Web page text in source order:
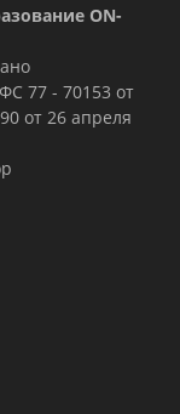
ON-
77 - 70153 от
от 26 апреля